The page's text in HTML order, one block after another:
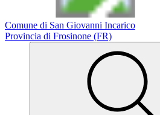
Comune di San Giovanni Incarico
Provincia di Frosinone (FR)